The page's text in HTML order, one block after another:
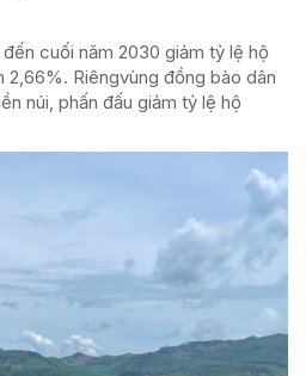
cuối năm 2030 giảm tỷ lệ hộ
Riêngvùng đồng bào dân
núi, phấn đấu giảm tỷ lệ hộ